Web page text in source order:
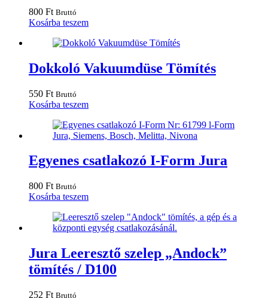
800 Ft Bruttó
Kosárba teszem
Dokkoló Vakuumdüse Tömítés
550 Ft Bruttó
Kosárba teszem
Egyenes csatlakozó I-Form Jura
800 Ft Bruttó
Kosárba teszem
Jura Leeresztő szelep „Andock”
tömítés / D100
252 Ft Bruttó